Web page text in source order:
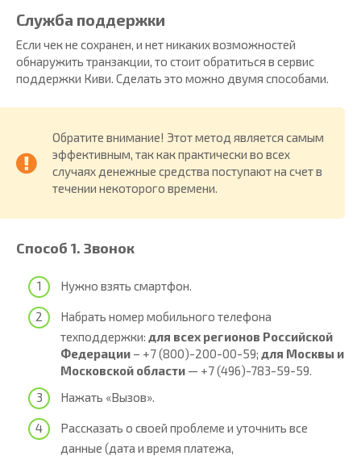
Служба поддержки
Если чек не сохранен, и нет никаких возможностей
обнаружить транзакции, то стоит обратиться в сервис
поддержки Киви. Сделать это можно двумя способами.
Обратите внимание! Этот метод является самым
эффективным, так как практически во всех
случаях денежные средства поступают на счет в
течении некоторого времени.
Способ 1. Звонок
Нужно взять смартфон.
Набрать номер мобильного телефона
техподдержки: для всех регионов Российской
Федерации – +7 (800)-200-00-59; для Москвы и
Московской области — +7 (496)-783-59-59.
Нажать «Вызов».
Рассказать о своей проблеме и уточнить все
данные (дата и время платежа,